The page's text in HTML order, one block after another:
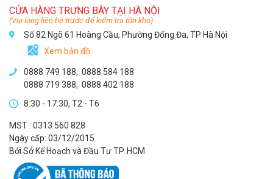
CỬA HÀNG TRƯNG BÀY TẠI HÀ NỘI
(Vui lòng liên hệ trước để kiểm tra tồn kho)
Số 82 Ngõ 61 Hoàng Cầu, Phường Đống Đa, TP Hà Nội
Xem bản đồ
0888 749 188, 0888 584 188
0888 719 388, 0888 402 188
8:30 - 17:30, T2 - T6
MST : 0313 560 828
Ngày cấp: 03/12/2015
Bởi Sở Kế Hoạch và Đầu Tư TP. HCM